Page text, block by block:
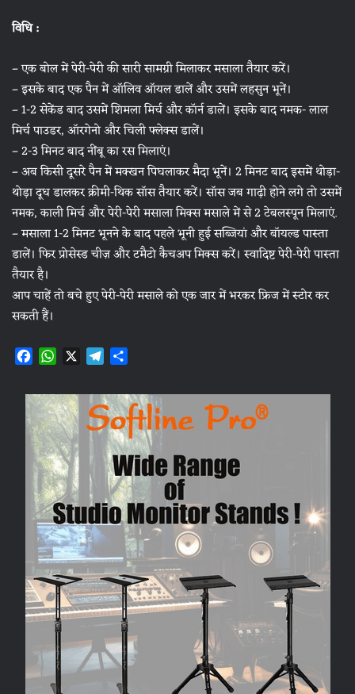
विधि :
– एक बोल में पेरी-पेरी की सारी सामग्री मिलाकर मसाला तैयार करें।
– इसके बाद एक पैन में ऑलिव ऑयल डालें और उसमें लहसुन भूनें।
– 1-2 सेकेंड बाद उसमें शिमला मिर्च और कॉर्न डालें। इसके बाद नमक- लाल
मिर्च पाउडर, ऑरगेनो और चिली फ्लेक्स डालें।
– 2-3 मिनट बाद नींबू का रस मिलाएं।
– अब किसी दूसरे पैन में मक्खन पिघलाकर मैदा भूनें। 2 मिनट बाद इसमें थोड़ा-
थोड़ा दूध डालकर क्रीमी-थिक सॉस तैयार करें। सॉस जब गाढ़ी होने लगे तो उसमें
नमक, काली मिर्च और पेरी-पेरी मसाला मिक्स मसाले में से 2 टेबलस्पून मिलाएं.
– मसाला 1-2 मिनट भूनने के बाद पहले भूनी हुई सब्जियां और बॉयल्ड पास्ता
डालें। फिर प्रोसेस्ड चीज़ और टमैटो कैचअप मिक्स करें। स्वादिष्ट पेरी-पेरी पास्ता
तैयार है।
आप चाहें तो बचे हुए पेरी-पेरी मसाले को एक जार में भरकर फ्रिज में स्टोर कर
सकती हैं।
F
c
e
b
o
o
k
W
a
t
s
A
p
p
X T
l
e
g
r
a
m
a
r
e